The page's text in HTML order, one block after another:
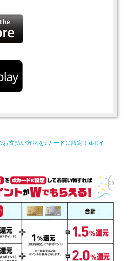
お支払い方法をdカードに設定！dポイ